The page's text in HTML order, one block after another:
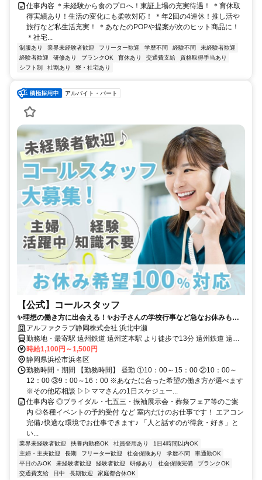
仕事内容 ＊未経験から食のプロへ！東証上場の充実待遇！ ＊育休取
得実績あり！生活の変化にも柔軟対応！ ＊年2回の4連休！推し活や
旅行など私生活充実！ ＊あなたのPOPや提案が次のヒット商品に！
＊社宅...
制服あり 業界未経験者歓迎 フリーター歓迎 学歴不問 経験不問
未経験者歓迎
経験者歓迎
研修あり ブランクOK 育休あり 交通費支給
資格取得手当あり
シフト制
社割あり 寮・社宅あり
アルバイト・パート
【公式】コールスタッフ
✨理想の働き方に出会える！✨お子さんの学校行事など急なお休みも電
話1本でOK！子育てママ活躍中！
アルファクラブ静岡株式会社 浜北中瀬
勤務地・最寄駅 遠州鉄道 遠州芝本駅 より徒歩で13分 遠州鉄道 遠州
岩水寺駅 から車で6分
時給1,100円～1,500円
静岡県浜松市浜名区
勤務時間・期間 【勤務時間】 昼勤 ①10：00～15：00 ②10：00～
12：00 ③9：00～16：00 ※あなたに合った希望の働き方が選べます
※その他応相談 ▷▷ママさんの1日スケジュー...
仕事内容 ◎ブライダル・七五三・振袖展示会・葬祭フェア等のご案
内 ◎各種イベントの予約受付 など 室内だけのお仕事です！ エアコン
完備♪快適な環境でお仕事できます♪ 「人と話すのが得意・好き」と
い...
業界未経験者歓迎 扶養内勤務OK 社員登用あり
1日4時間以内OK
主婦・主夫歓迎
長期 フリーター歓迎 社会保険あり 学歴不問
車通勤OK
平日のみOK
未経験者歓迎 経験者歓迎 研修あり 社会保険完備
ブランクOK
交通費支給
日中 長期歓迎 家庭都合休OK